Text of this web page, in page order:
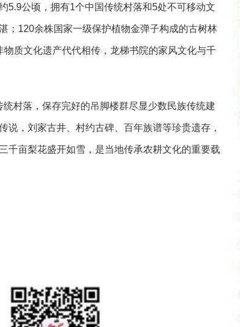
5.9公顷，拥有1个中国传统村落和5处不可移动文
；120余株国家一级保护植物金弹子构成的古树林
质文化遗产代代相传，龙梯书院的家风文化与千
村落，保存完好的吊脚楼群尽显少数民族传统建
，刘家古井、村约古碑、百年族谱等珍贵遗存，
千亩梨花盛开如雪，是当地传承农耕文化的重要载